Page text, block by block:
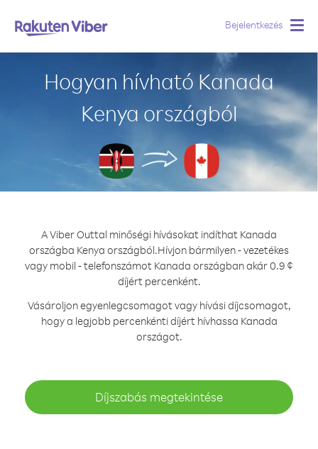
Bejelentkezés
Hogyan hívható Kanada
Kenya országból
A Viber Outtal minőségi hívásokat indíthat Kanada
országba Kenya országból.Hívjon bármilyen - vezetékes
vagy mobil - telefonszámot Kanada országban akár 0.9 ¢
díjért percenként.
Vásároljon egyenlegcsomagot vagy hívási díjcsomagot,
hogy a legjobb percenkénti díjért hívhassa Kanada
országot.
Díjszabás megtekintése